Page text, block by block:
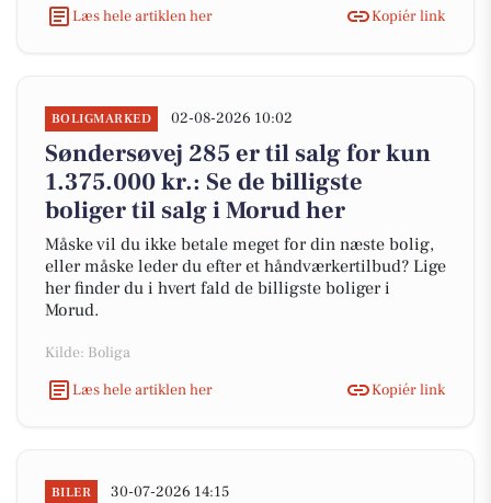
Læs hele artiklen her
Kopiér link
BOLIGMARKED 02-08-2026 10:02
Søndersøvej 285 er til salg for kun
1.375.000 kr.: Se de billigste
boliger til salg i Morud her
Måske vil du ikke betale meget for din næste bolig,
eller måske leder du efter et håndværkertilbud? Lige
her finder du i hvert fald de billigste boliger i
Morud.
Kilde: Boliga
Læs hele artiklen her
Kopiér link
BILER 30-07-2026 14:15